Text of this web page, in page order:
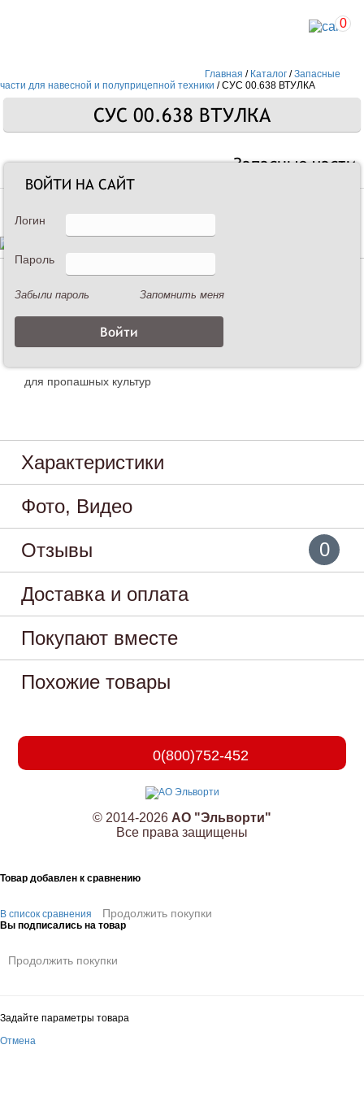
0
Главная / Каталог /Запасные
части для навесной и полуприцепной техники /СУС 00.638 ВТУЛКА
СУС 00.638 ВТУЛКА
Запасные части
Описание
СУС 00.638 ВТУЛКА
для пропашных культур
Характеристики
Фото, Видео
Отзывы
0
Доставка и оплата
Покупают вместе
Похожие товары
0(800)752-452
© 2014-2026 АО "Эльворти"
Все права защищены
Товар добавлен к сравнению
В список сравнения Продолжить покупки
Вы подписались на товар
Продолжить покупки
Задайте параметры товара
Отмена
ВОЙТИ НА САЙТ
Логин
Пароль
Забыли пароль Запомнить меня